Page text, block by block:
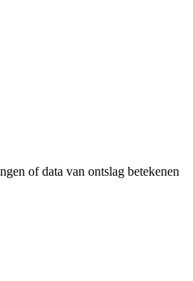
of data van ontslag betekenen